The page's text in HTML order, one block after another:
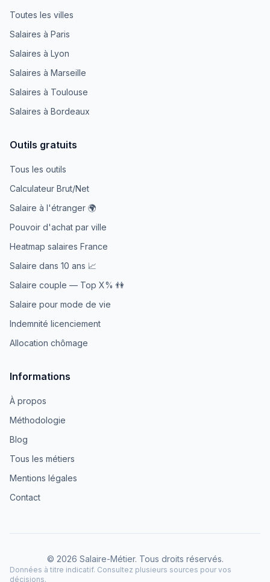
Toutes les villes
Salaires à Paris
Salaires à Lyon
Salaires à Marseille
Salaires à Toulouse
Salaires à Bordeaux
Outils gratuits
Tous les outils
Calculateur Brut/Net
Salaire à l'étranger 🌍
Pouvoir d'achat par ville
Heatmap salaires France
Salaire dans 10 ans 📈
Salaire couple — Top X% 👫
Salaire pour mode de vie
Indemnité licenciement
Allocation chômage
Informations
À propos
Méthodologie
Blog
Tous les métiers
Mentions légales
Contact
© 2026 Salaire-Métier. Tous droits réservés.
Données à titre indicatif. Consultez plusieurs sources pour vos
décisions.